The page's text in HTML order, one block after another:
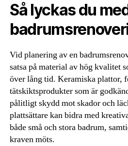
Så lyckas du
Vid planering av en
satsa på material av hög kvalitet
över lång tid. Keramiska plattor,
tätskiktsprodukter som är
pålitligt skydd mot skador och
plattsättare kan bidra med
både små och stora badrum,
kraven möts.